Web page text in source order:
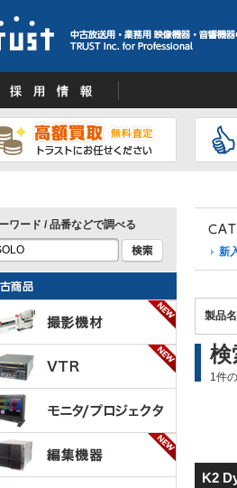
新
製品
検
1件
K2
ワード / 品番などで調べる